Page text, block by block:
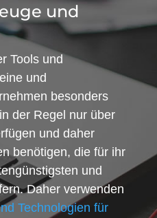
und
Tools und
und
besonders
der Regel nur über
und daher
benötigen, die für ihr
und
Daher verwenden
Technologien für